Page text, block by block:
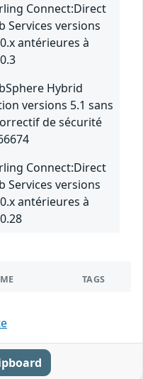
Connect:Direct
Services versions
antérieures à
Hybrid
versions 5.1 sans
de sécurité
Connect:Direct
Services versions
antérieures à
TAGS